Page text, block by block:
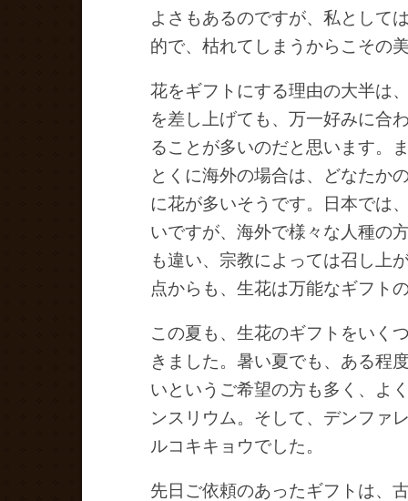
よさもあるのですが、私として
的で、枯れてしまうからこその
花をギフトにする理由の大半は
を差し上げても、万一好みに合
ることが多いのだと思います。
とくに海外の場合は、どなたか
に花が多いそうです。日本では
いですが、海外で様々な人種の
も違い、宗教によっては召し上
点からも、生花は万能なギフト
この夏も、生花のギフトをいく
きました。暑い夏でも、ある程
いというご希望の方も多く、よ
ンスリウム。そして、デンファ
ルコキキョウでした。
先日ご依頼のあったギフトは、